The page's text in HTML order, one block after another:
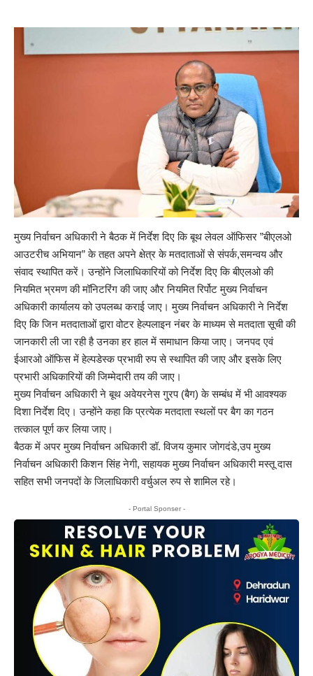
मुख्य निर्वाचन अधिकारी ने बैठक में निर्देश दिए कि बूथ लेवल ऑफिसर ”बीएलओ
आउटरीच अभियान” के तहत अपने क्षेत्र के मतदाताओं से संपर्क,समन्वय और
संवाद स्थापित करें। उन्होंने जिलाधिकारियों को निर्देश दिए कि बीएलओ की
नियमित भ्रमण की मॉनिटरिंग की जाए और नियमित रिर्पोट मुख्य निर्वाचन
अधिकारी कार्यालय को उपलब्ध कराई जाए। मुख्य निर्वाचन अधिकारी ने निर्देश
दिए कि जिन मतदाताओं द्वारा वोटर हेल्पलाइन नंबर के माध्यम से मतदाता सूची की
जानकारी ली जा रही है उनका हर हाल में समाधान किया जाए। जनपद एवं
ईआरओ ऑफिस में हेल्पडेस्क प्रभावी रुप से स्थापित की जाए और इसके लिए
प्रभारी अधिकारियों की जिम्मेदारी तय की जाए।
मुख्य निर्वाचन अधिकारी ने बूथ अवेयरनेस गु्रप (बैग) के सम्बंध में भी आवश्यक
दिशा निर्देश दिए। उन्होंने कहा कि प्रत्येक मतदाता स्थलों पर बैग का गठन
तत्काल पूर्ण कर लिया जाए।
बैठक में अपर मुख्य निर्वाचन अधिकारी डॉ. विजय कुमार जोगदंडे,उप मुख्य
निर्वाचन अधिकारी किशन सिंह नेगी, सहायक मुख्य निर्वाचन अधिकारी मस्तू दास
सहित सभी जनपदों के जिलाधिकारी वर्चुअल रुप से शामिल रहे।
- Portal Sponser -